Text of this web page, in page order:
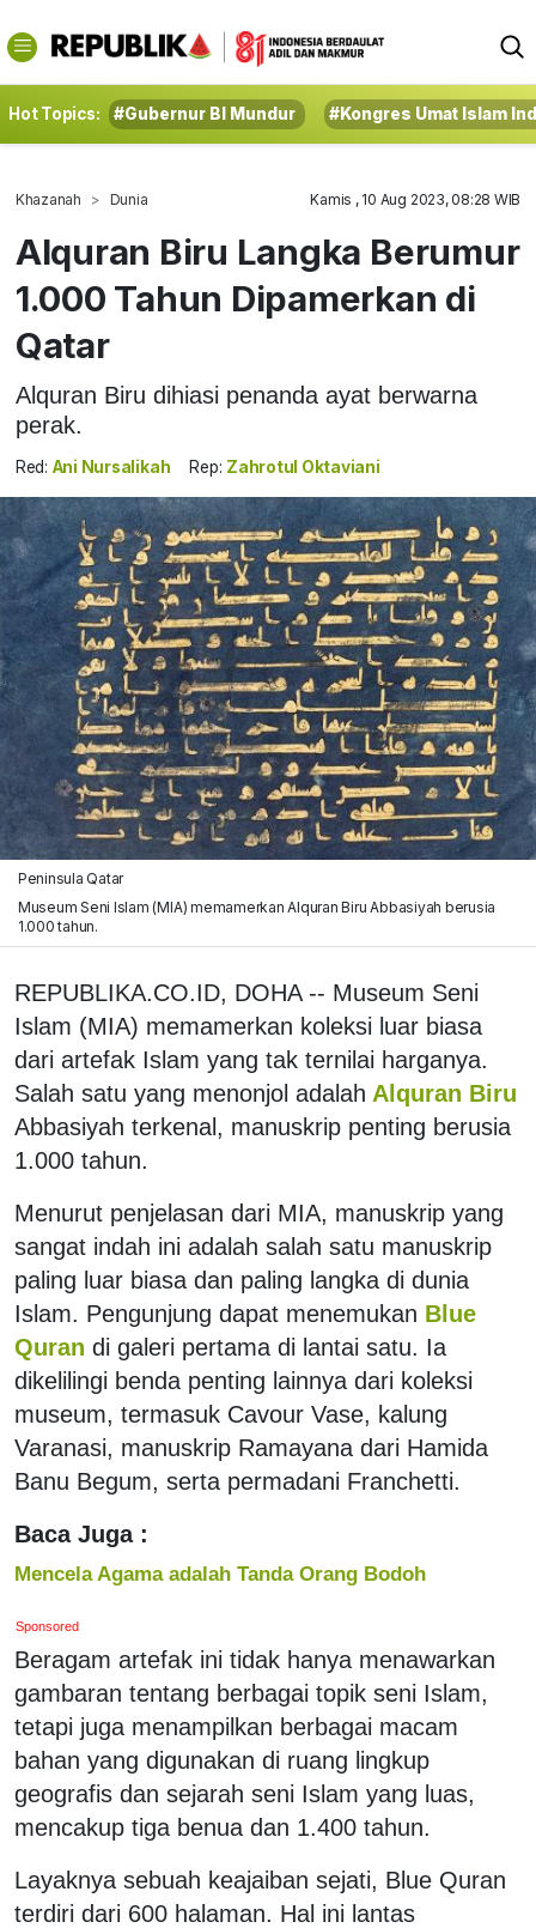
Hot Topics: #Gubernur BI Mundur #Kongres Umat Islam
Khazanah Dunia Kamis , 10 Aug 2023, 08:28 WIB
Alquran Biru Langka Berumur
1.000 Tahun Dipamerkan di
Qatar
Alquran Biru dihiasi penanda ayat berwarna
perak.
Red: Ani Nursalikah Rep: Zahrotul Oktaviani
Peninsula Qatar
Museum Seni Islam (MIA) memamerkan Alquran Biru Abbasiyah berusia
1.000 tahun.
REPUBLIKA.CO.ID, DOHA -- Museum Seni
Islam (MIA) memamerkan koleksi luar biasa
dari artefak Islam yang tak ternilai harganya.
Salah satu yang menonjol adalah Alquran Biru
Abbasiyah terkenal, manuskrip penting berusia
1.000 tahun.
Menurut penjelasan dari MIA, manuskrip yang
sangat indah ini adalah salah satu manuskrip
paling luar biasa dan paling langka di dunia
Islam. Pengunjung dapat menemukan Blue
Quran di galeri pertama di lantai satu. Ia
dikelilingi benda penting lainnya dari koleksi
museum, termasuk Cavour Vase, kalung
Varanasi, manuskrip Ramayana dari Hamida
Banu Begum, serta permadani Franchetti.
Baca Juga :
Mencela Agama adalah Tanda Orang Bodoh
Sponsored
Beragam artefak ini tidak hanya menawarkan
gambaran tentang berbagai topik seni Islam,
tetapi juga menampilkan berbagai macam
bahan yang digunakan di ruang lingkup
geografis dan sejarah seni Islam yang luas,
mencakup tiga benua dan 1.400 tahun.
Layaknya sebuah keajaiban sejati, Blue Quran
terdiri dari 600 halaman. Hal ini lantas